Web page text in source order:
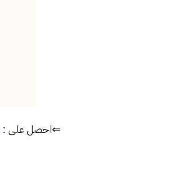
⇐احصل على :